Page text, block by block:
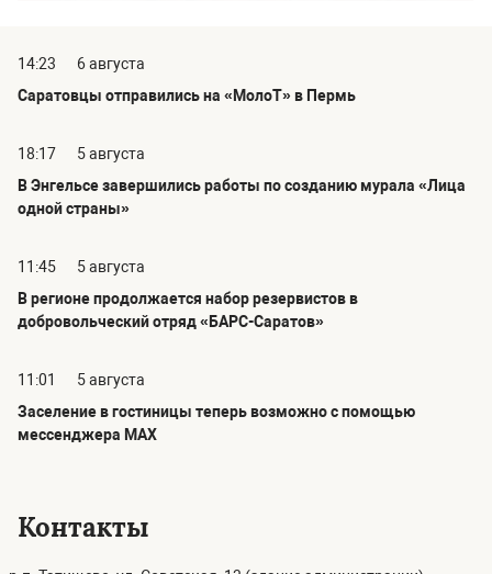
14:23
6 августа
Саратовцы отправились на «МолоТ» в Пермь
18:17
5 августа
В Энгельсе завершились работы по созданию мурала «Лица
одной страны»
11:45
5 августа
В регионе продолжается набор резервистов в
добровольческий отряд «БАРС-Саратов»
11:01
5 августа
Заселение в гостиницы теперь возможно с помощью
мессенджера MAX
Контакты